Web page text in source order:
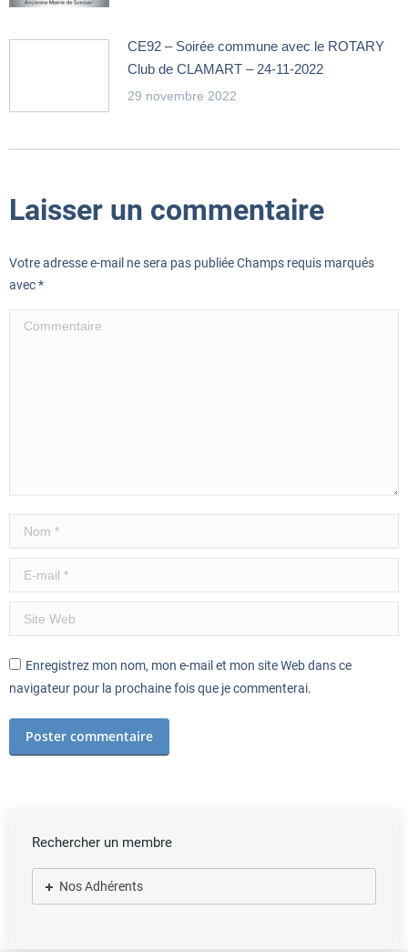
CE92 – Soirée commune avec le ROTARY
Club de CLAMART – 24-11-2022
29 novembre 2022
Laisser un commentaire
Votre adresse e-mail ne sera pas publiée Champs requis marqués
avec*
Commentaire
Nom *
E-mail *
Site Web
Enregistrez mon nom, mon e-mail et mon site Web dans ce
navigateur pour la prochaine fois que je commenterai.
Poster commentaire
Rechercher un membre
Nos Adhérents